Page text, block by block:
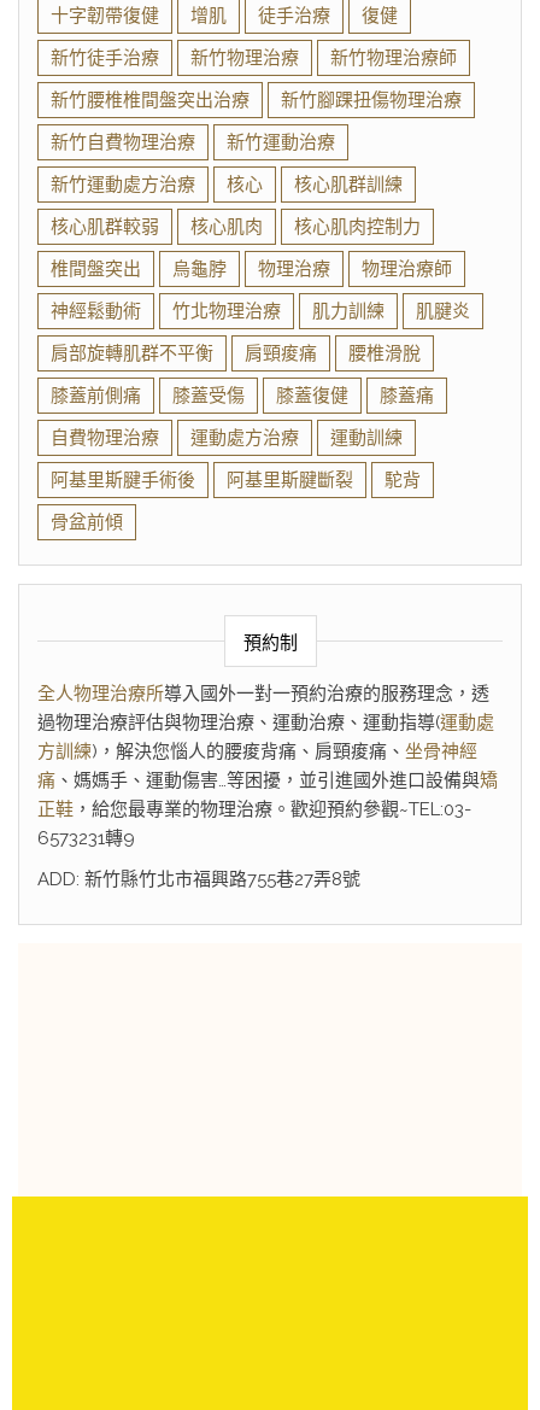
十字韌帶復健 增肌 徒手治療
復健
新竹徒手治療
新竹物理治療
新竹物理治療師
新竹腰椎椎間盤突出治療
新竹腳踝扭傷物理治療
新竹自費物理治療
新竹運動治療
新竹運動處方治療
核心
核心肌群訓練
核心肌群較弱
核心肌肉
核心肌肉控制力
椎間盤突出
烏龜脖 物理治療
物理治療師
神經鬆動術
竹北物理治療 肌力訓練
肌腱炎
肩部旋轉肌群不平衡
肩頸痠痛
腰椎滑脫
膝蓋前側痛
膝蓋受傷 膝蓋復健
膝蓋痛
自費物理治療
運動處方治療
運動訓練
阿基里斯腱手術後
阿基里斯腱斷裂
駝背
骨盆前傾
預約制
全人物理治療所導入國外一對一預約治療的服務理念，透
過物理治療評估與物理治療、運動治療、運動指導(運動處
方訓練)，解決您惱人的腰痠背痛、肩頸痠痛、 坐骨神經
痛 、媽媽手、運動傷害…等困擾，並引進國外進口設備與矯
正鞋 ，給您最專業的物理治療。歡迎預約參觀~TEL:03-
6573231轉9
ADD: 新竹縣竹北市福興路755巷27弄8號